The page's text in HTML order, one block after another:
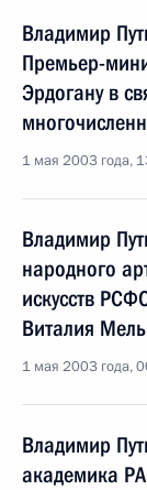
Владимир
Премьер-
Эрдогану в
1 мая 2003 года,
Владимир
народного
искусств
Виталия
1 мая 2003 года,
Владимир
академика